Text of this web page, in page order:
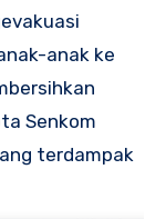
anak ke
Senkom
terdampak